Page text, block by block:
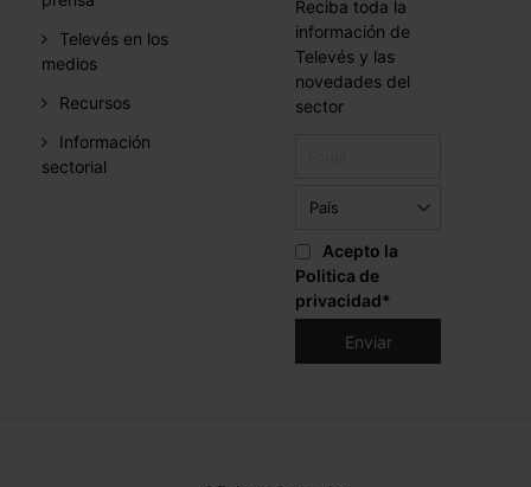
Televés en los
medios
Recursos
Información
sectorial
Reciba toda la
información de
Televés y las
novedades del
sector
Acepto la
Politica de
privacidad*